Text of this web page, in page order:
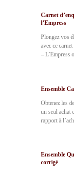
Carnet
l’Empress
Plongez vos
avec ce
– L’Empress
Ensemble
Obtenez les
un seul achat
rapport à
Ensemble
corrigé